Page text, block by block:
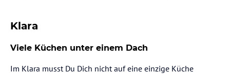
Klara
Viele Küchen unter einem Dach
Im Klara musst Du Dich nicht auf eine einzige Küche